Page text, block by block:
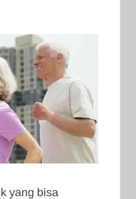
yang bisa